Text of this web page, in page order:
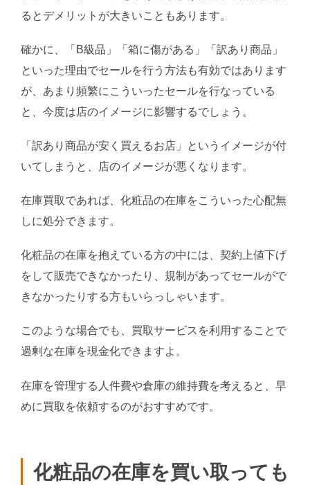
るとデメリットが大きいこともあります。
確かに、「B級品」「箱に傷がある」「訳あり商品」
といった理由でセールを行う方法も有効ではあります
が、あまり頻繁にこういったセールを行なっている
と、今度は店のイメージに影響するでしょう。
「訳あり商品が安く買えるお店」というイメージが付
いてしまうと、店のイメージが悪くなります。
在庫買取であれば、化粧品の在庫をこういった心配無
しに処分できます。
化粧品の在庫を抱えている方の中には、契約上値下げ
をして販売できなかったり、規制があってセールがで
きなかったりする方もいらっしゃいます。
このような場合でも、買取サービスを利用することで
過剰な在庫を現金化できますよ。
在庫を管理する人件費や倉庫の維持費を考えると、早
めに買取を依頼するのがおすすめです。
化粧品の在庫を買い取っても